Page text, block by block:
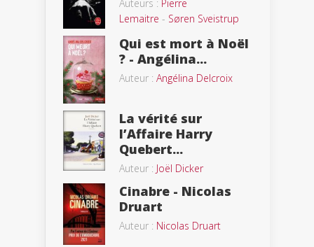
Auteurs : Pierre
Lemaitre - Søren Sveistrup
Qui est mort à Noël
? - Angélina...
Auteur : Angélina Delcroix
La vérité sur
l’Affaire Harry
Quebert...
Auteur : Joël Dicker
Cinabre - Nicolas
Druart
Auteur : Nicolas Druart